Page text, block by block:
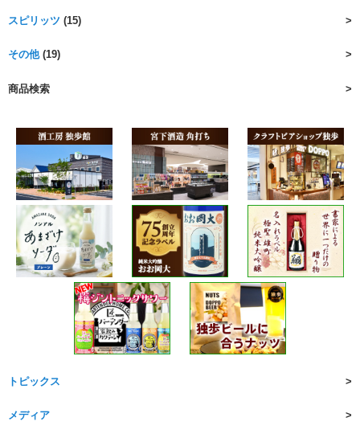
スピリッツ (15)
その他(19)
商品検索
トピックス
メディア